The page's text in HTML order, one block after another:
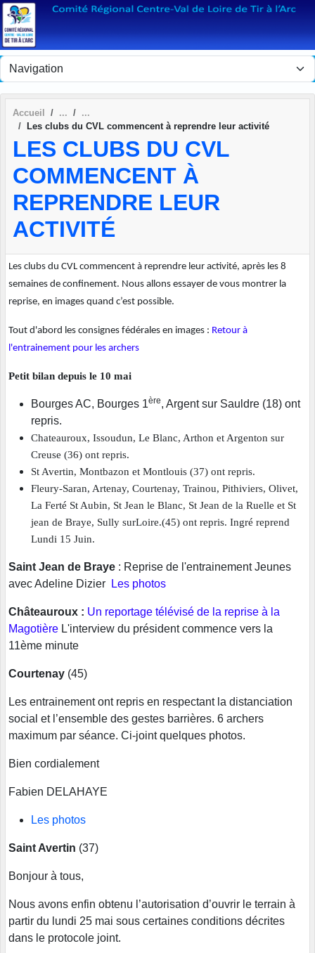
Accueil
Les clubs du CVL commencent à reprendre leur activité
LES CLUBS DU CVL
COMMENCENT À
REPRENDRE LEUR
ACTIVITÉ
Les clubs du CVL commencent à reprendre leur activité, après les 8
semaines de confinement. Nous allons essayer de vous montrer la
reprise, en images quand c’est possible.
Tout d'abord les consignes fédérales en images : Retour à
l'entrainement pour les archers
Petit bilan depuis le 10 mai
Bourges AC, Bourges 1ère, Argent sur Sauldre (18) ont
repris.
Chateauroux, Issoudun, Le Blanc, Arthon et Argenton sur
Creuse (36) ont repris.
St Avertin, Montbazon et Montlouis (37) ont repris.
Fleury-Saran, Artenay, Courtenay, Trainou, Pithiviers, Olivet,
La Ferté St Aubin, St Jean le Blanc, St Jean de la Ruelle et St
jean de Braye, Sully surLoire.(45) ont repris. Ingré reprend
Lundi 15 Juin.
Saint Jean de Braye : Reprise de l'entrainement Jeunes
avec Adeline Dizier
Les photos
Châteauroux : Un reportage télévisé de la reprise à la
Magotière L'interview du président commence vers la
11ème minute
Courtenay (45)
Les entrainement ont repris en respectant la distanciation
social et l’ensemble des gestes barrières. 6 archers
maximum par séance. Ci-joint quelques photos.
Bien cordialement
Fabien DELAHAYE
Les photos
Saint Avertin (37)
Bonjour à tous,
Nous avons enfin obtenu l’autorisation d’ouvrir le terrain à
partir du lundi 25 mai sous certaines conditions décrites
dans le protocole joint.
Panneau de gestion des cookies